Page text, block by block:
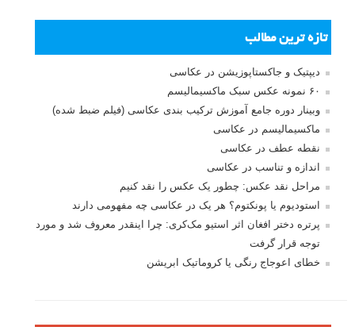
بخش های تازه لنزک
پروژه های عکاسی
مصاحبه با عکاسان
مسابقه عکاسی
عکس‌کاوی
نگاه عکاس